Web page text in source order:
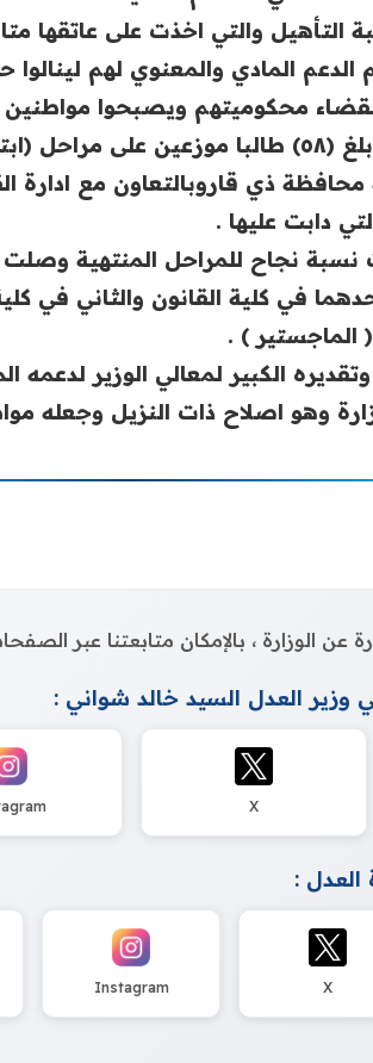
والتي اخذت على عاتقها
المادي والمعنوي لهم لينالوا
إنقضاء ‏محكوميتهم ويصبحوا
واضاف ، ان عدد الطلاب بلغ (٥٨) طالبا
محافظة ذي قاروبالتعاون مع ادارة
دابت ‏عليها .‏
في كلية القانون والثاني في
الماجستير ) .
الكبير لمعالي الوزير لدعمه
وهو اصلاح ذات النزيل وجعله
عن الوزارة ، بالإمكان متابعتنا عبر
وزير العدل السيد خالد شواني :
X
العدل :
X
Instagram